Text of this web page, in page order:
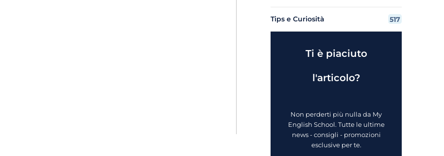
Tips e Curiosità 517
Ti è piaciuto
l'articolo?
Non perderti più nulla da My
English School. Tutte le ultime
news - consigli - promozioni
esclusive per te.